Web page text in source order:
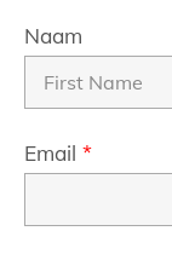
Naam
Email *